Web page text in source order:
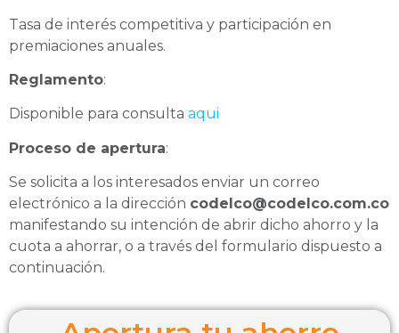
Tasa de interés competitiva y participación en
premiaciones anuales.
Reglamento:
Disponible para consulta aqui
Proceso de apertura:
Se solicita a los interesados enviar un correo
electrónico a la dirección codelco@codelco.com.co
manifestando su intención de abrir dicho ahorro y la
cuota a ahorrar, o a través del formulario dispuesto a
continuación.